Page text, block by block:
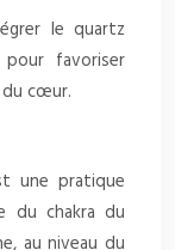
le quartz
favoriser
du cœur.
une pratique
du chakra du
au niveau du